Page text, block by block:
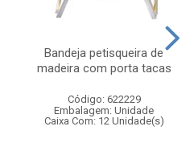
Bandeja petisqueira de
madeira com porta tacas
Código: 622229
Embalagem: Unidade
Caixa Com: 12 Unidade(s)